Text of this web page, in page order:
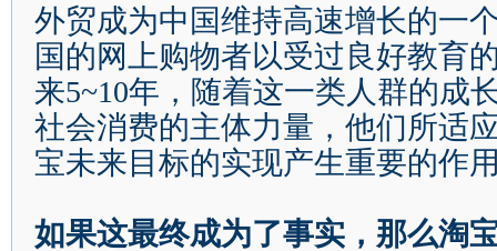
外贸成为中国维持高速增长的一
国的网上购物者以受过良好教育
来5~10年，随着这一类人群的成
社会消费的主体力量，他们所适
宝未来目标的实现产生重要的作
如果这最终成为了事实，那么淘